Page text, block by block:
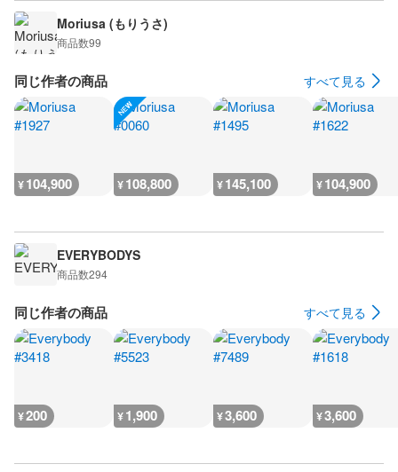
Moriusa (もりうさ)
商品数99
同じ作者の商品 すべて見る
¥104,900 ¥108,800 ¥145,100 ¥104,900
EVERYBODYS
商品数294
同じ作者の商品 すべて見る
¥200 ¥1,900 ¥3,600 ¥3,600